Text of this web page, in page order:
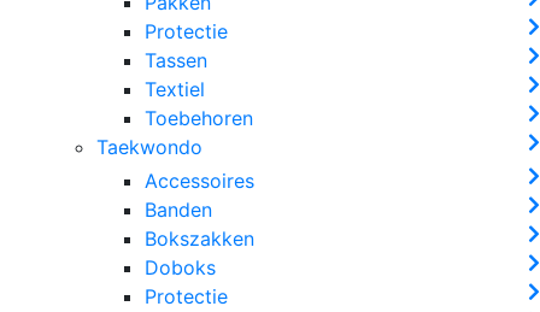
Protectie
Tassen
Textiel
Toebehoren
Taekwondo
Accessoires
Banden
Bokszakken
Doboks
Protectie